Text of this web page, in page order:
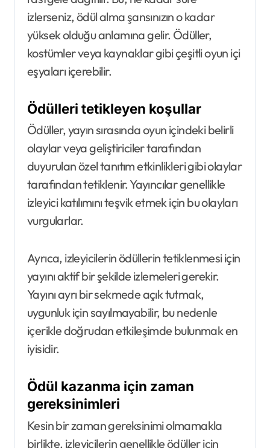
izlerseniz, ödül alma şansınızın o kadar
yüksek olduğu anlamına gelir. Ödüller,
kostümler veya kaynaklar gibi çeşitli oyun içi
eşyaları içerebilir.
Ödülleri tetikleyen koşullar
Ödüller, yayın sırasında oyun içindeki belirli
olaylar veya geliştiriciler tarafından
duyurulan özel tanıtım etkinlikleri gibi olaylar
tarafından tetiklenir. Yayıncılar genellikle
izleyici katılımını teşvik etmek için bu olayları
vurgularlar.
Ayrıca, izleyicilerin ödüllerin tetiklenmesi için
yayını aktif bir şekilde izlemeleri gerekir.
Yayını ayrı bir sekmede açık tutmak,
uygunluk için sayılmayabilir, bu nedenle
içerikle doğrudan etkileşimde bulunmak en
iyisidir.
Ödül kazanma için zaman
gereksinimleri
Kesin bir zaman gereksinimi olmamakla
birlikte, izleyicilerin genellikle ödüller için